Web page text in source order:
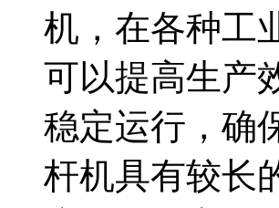
机，在各种工
可以提高生产
稳定运行，确
杆机具有较长